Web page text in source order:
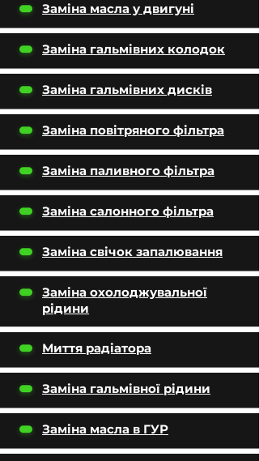
Заміна масла у двигуні
Заміна гальмівних колодок
Заміна гальмівних дисків
Заміна повітряного фільтра
Заміна паливного фільтра
Заміна салонного фільтра
Заміна свічок запалювання
Заміна охолоджувальної
рідини
Миття радіатора
Заміна гальмівної рідини
Заміна масла в ГУР